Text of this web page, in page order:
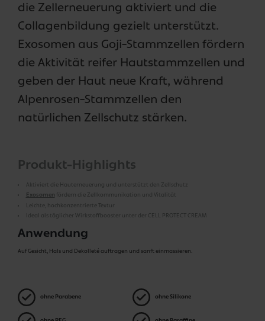
die Zellerneuerung aktiviert und die
Collagenbildung gezielt unterstützt.
Exosomen aus Goji-Stammzellen fördern
die Aktivität reifer Hautstammzellen und
geben der Haut neue Kraft, während
Alpenrosen-Stammzellen den
natürlichen Zellschutz stärken.
Produkt-Highlights
Aktiviert die Hauterneuerung und unterstützt den Zellschutz
Exosomen fördern die Zellkommunikation und Vitalität
Leichte, hochkonzentrierte Textur
Ideal als täglicher Wirkstoffbooster unter der CELL PROTECT CREAM
Anwendung
Auf Gesicht, Hals und Dekolleté auftragen und sanft einmassieren.
ohne Parabene ohne Silikone